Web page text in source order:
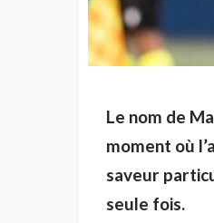
Le nom de
moment où
saveur
seule fois.